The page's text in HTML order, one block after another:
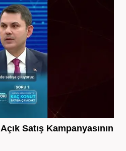
Satış Kampanyasının